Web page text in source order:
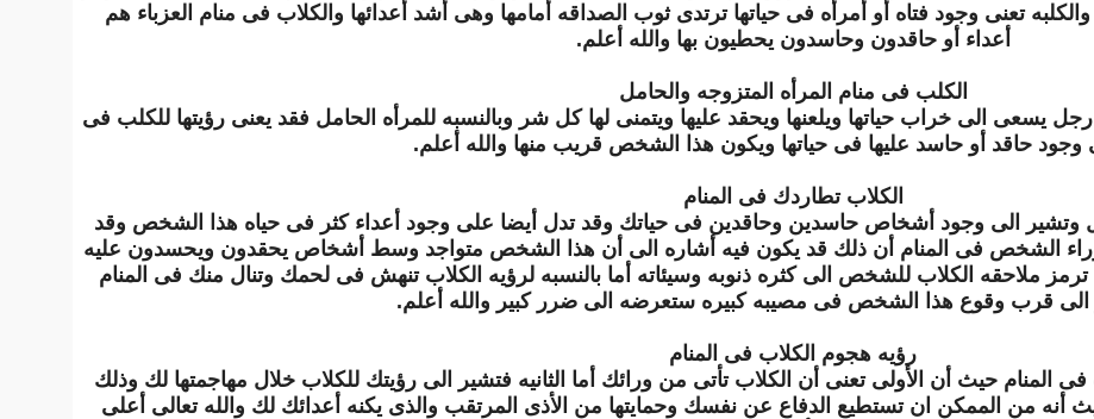
تعنى وجود فتاه أو أمرأه فى حياتها ترتدى ثوب الصداقه أمامها وهى أشد أعدائها والكلاب فى منام العزباء هم
أعداء أو حاقدون وحاسدون يحطيون بها والله أعلم.
الكلب فى منام المرأه المتزوجه والحامل
يسعى الى خراب حياتها ويلعنها ويحقد عليها ويتمنى لها كل شر وبالنسبه للمرأه الحامل فقد يعنى رؤيتها للكلب فى
وجود حاقد أو حاسد عليها فى حياتها ويكون هذا الشخص قريب منها والله أعلم.
الكلاب تطاردك فى المنام
وتشير الى وجود أشخاص حاسدين وحاقدين فى حياتك وقد تدل أيضا على وجود أعداء كثر فى حياه هذا الشخص وقد
الشخص فى المنام أن ذلك قد يكون فيه أشاره الى أن هذا الشخص متواجد وسط أشخاص يحقدون ويحسدون عليه
ملاحقه الكلاب للشخص الى كثره ذنوبه وسيئاته أما بالنسبه لرؤيه الكلاب تنهش فى لحمك وتنال منك فى المنام
الى قرب وقوع هذا الشخص فى مصيبه كبيره ستعرضه الى ضرر كبير والله أعلم.
رؤيه هجوم الكلاب فى المنام
حيث أن الأولى تعنى أن الكلاب تأتى من ورائك أما الثانيه فتشير الى رؤيتك للكلاب خلال مهاجمتها لك وذلك
أنه من الممكن ان تستطيع الدفاع عن نفسك وحمايتها من الأذى المرتقب والذى يكنه أعدائك لك والله تعالى أعلى